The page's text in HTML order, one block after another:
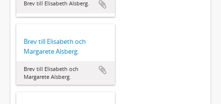
Brev till Elisabeth Alsberg.
Brev till Elisabeth och
Margarete Alsberg.
Brev till Elisabeth och
Margarete Alsberg.